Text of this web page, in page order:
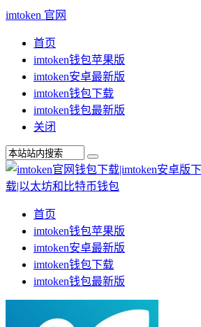
imtoken 官网
首页
imtoken钱包苹果版
imtoken安卓最新版
imtoken钱包下载
imtoken钱包最新版
关闭
首页
imtoken钱包苹果版
imtoken安卓最新版
imtoken钱包下载
imtoken钱包最新版